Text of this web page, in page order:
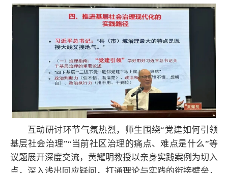
互动研讨环节气氛热烈，师生围绕“党建如何引领
基层社会治理”“当前社区治理的痛点、难点是什么”等
议题展开深度交流，黄耀明教授以亲身实践案例为切入